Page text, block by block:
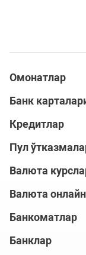
Омонатлар
Банк
Кредитлар
Пул
Валюта
Валюта
Банкоматлар
Банклар